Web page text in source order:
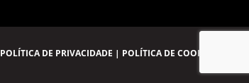
POLÍTICA DE PRIVACIDADE | POLÍTICA DE COOKIES